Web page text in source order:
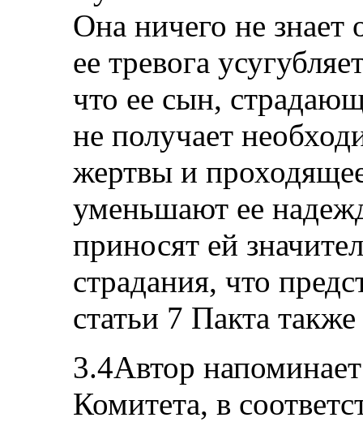
Она ничего не знает
ее тревога
что ее сын,
не получает
жертвы и
уменьшают ее
приносят ей
страдания, что
статьи 7 Пакта
3.4Автор
Комитета, в